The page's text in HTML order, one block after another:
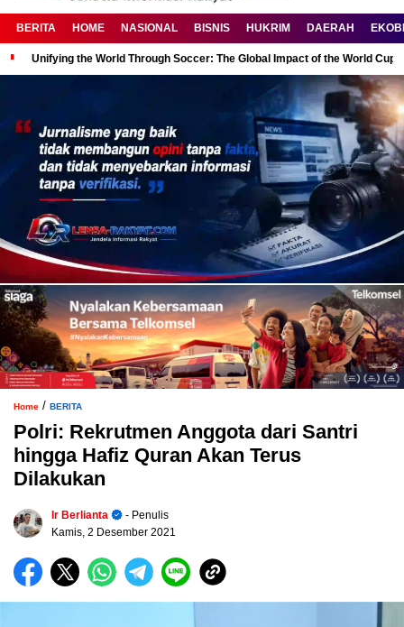
BERITA HOME NASIONAL BISNIS HUKRIM DAERAH
Unifying the World Through Soccer: The Global Impact of the World Cup
Home / BERITA
Polri: Rekrutmen Anggota dari Santri
hingga Hafiz Quran Akan Terus
Dilakukan
Ir Berlianta
- Penulis
Kamis, 2 Desember 2021